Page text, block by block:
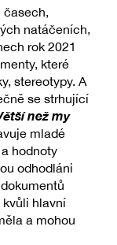
časech,
natáčeních,
rok 2021
které
stereotypy. A
se strhující
než my
mladé
hodnoty
odhodláni
kvůli hlavní
a mohou